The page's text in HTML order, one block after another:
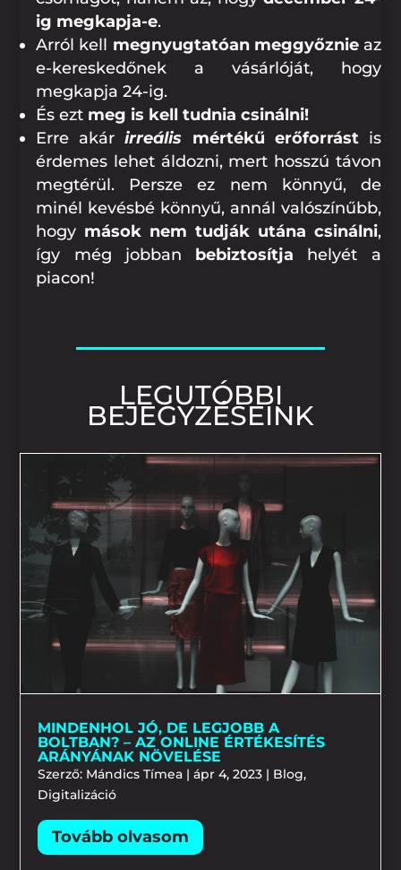
ig megkapja-e.
Arról kell megnyugtatóan meggyőznieaz
e-kereskedőnek a vásárlóját, hogy
megkapja 24-ig.
És ezt meg is kell tudnia csinálni!
Erre akárirreális mértékű erőforrástis
érdemes lehet áldozni, mert hosszú távon
megtérül. Persze ez nem könnyű, de
minél kevésbé könnyű, annál valószínűbb,
hogy mások nem tudják utána csinálni,
így még jobban bebiztosítja helyét a
piacon!
LEGUTÓBBI
BEJEGYZÉSEINK
MINDENHOL JÓ, DE LEGJOBB A
BOLTBAN? – AZ ONLINE ÉRTÉKESÍTÉS
ARÁNYÁNAK NÖVELÉSE
Szerző: Mándics Tímea |ápr 4, 2023 | Blog,
Digitalizáció